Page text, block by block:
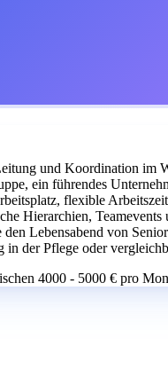
und Koordination im
ein führendes
flexible
Hierarchien,
den Lebensabend von
in der Pflege oder
4000 - 5000 € pro